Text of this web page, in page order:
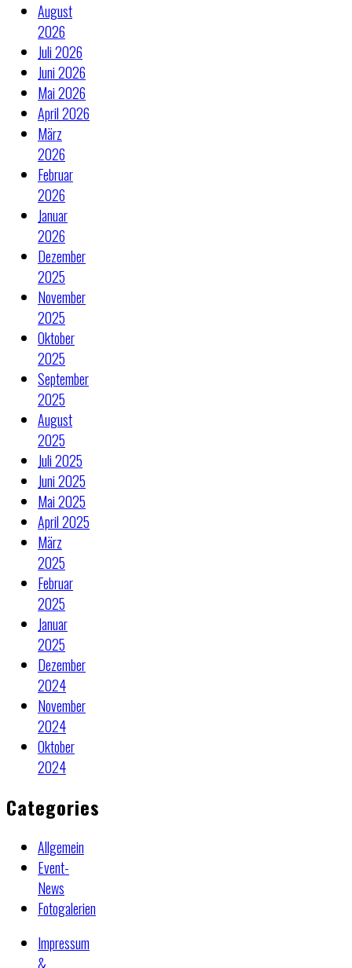
August
2026
Juli 2026
Juni 2026
Mai 2026
April 2026
März
2026
Februar
2026
Januar
2026
Dezember
2025
November
2025
Oktober
2025
September
2025
August
2025
Juli 2025
Juni 2025
Mai 2025
April 2025
März
2025
Februar
2025
Januar
2025
Dezember
2024
November
2024
Oktober
2024
Categories
Allgemein
Event-
News
Fotogalerien
Impressum
&